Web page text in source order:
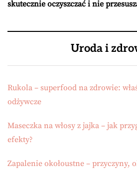
skutecznie oczyszczać i nie
Uroda i
Rukola – superfood na zdrowie:
odżywcze
Maseczka na włosy z jajka – jak
efekty?
Zapalenie okołoustne – przyczyny,